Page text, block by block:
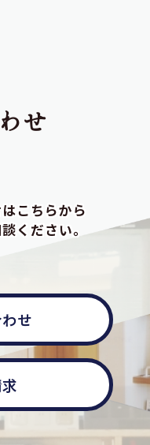
せ
こちらから
ください。
せ